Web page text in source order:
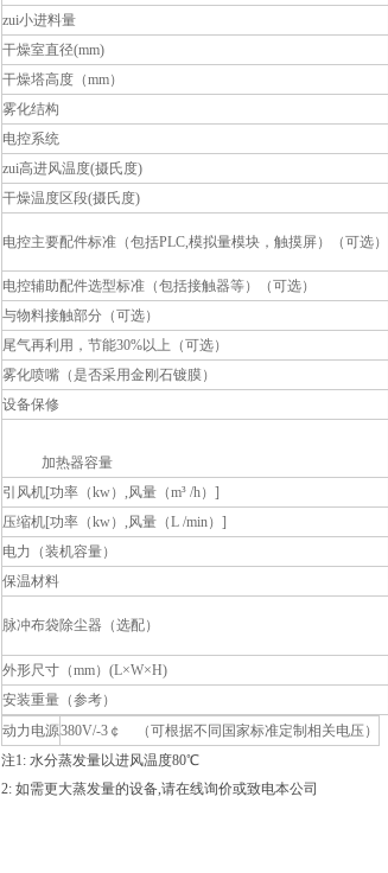
zui小进料量
干燥室直径(mm)
干燥塔高度（mm）
雾化结构
电控系统
zui高进风温度(摄氏度)
干燥温度区段(摄氏度)
电控主要配件标准（包括PLC,模拟量模块，触摸屏）（可选）
电控辅助配件选型标准（包括接触器等）（可选）
与物料接触部分（可选）
尾气再利用，节能30%以上（可选）
雾化喷嘴（是否采用金刚石镀膜）
设备保修
加热器容量
引风机[功率（kw）,风量（m³ /h）]
压缩机[功率（kw）,风量（L /min）]
电力（装机容量）
保温材料
脉冲布袋除尘器（选配）
外形尺寸（mm）(L×W×H)
安装重量（参考）
动力电源380V/-3￠ （可根据不同国家标准定制相关电压）
注1: 水分蒸发量以进风温度80℃
2: 如需更大蒸发量的设备,请在线询价或致电本公司